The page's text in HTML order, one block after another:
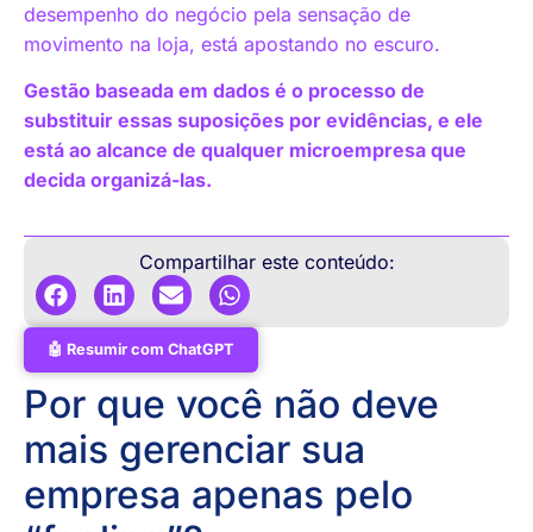
desempenho do negócio pela sensação de
movimento na loja, está apostando no escuro.
Gestão baseada em dados é o processo de
substituir essas suposições por evidências, e ele
está ao alcance de qualquer microempresa que
decida organizá-las.
Compartilhar este conteúdo:
🤖 Resumir com ChatGPT
Por que você não deve
mais gerenciar sua
empresa apenas pelo